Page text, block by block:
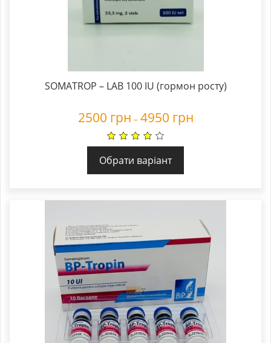
SOMATROP – LAB 100 IU (гормон росту)
2500 грн – 4950 грн
Обрати варіант